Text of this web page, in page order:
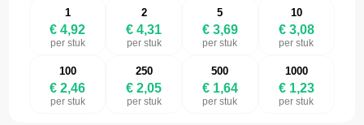
1
€ 4,92
per stuk
2
€ 4,31
per stuk
5
€ 3,69
per stuk
10
€ 3,08
per stuk
100
€ 2,46
per stuk
250
€ 2,05
per stuk
500
€ 1,64
per stuk
1000
€ 1,23
per stuk